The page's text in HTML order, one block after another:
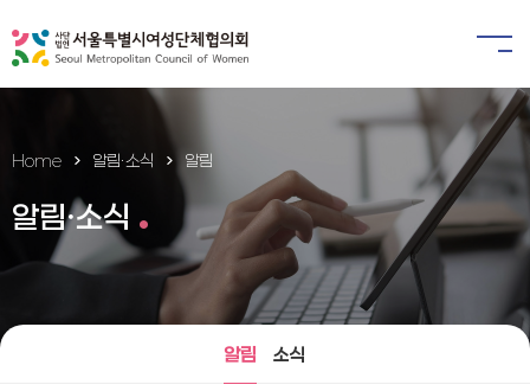
Home 알림ㆍ소식 알림
알림ㆍ소식
알림 소식